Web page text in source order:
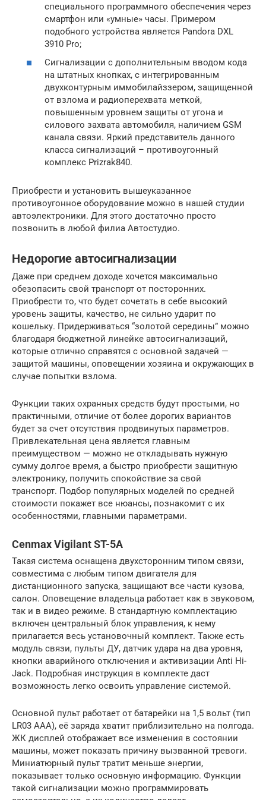
специального программного обеспечения через
смартфон или «умные» часы. Примером
подобного устройства является Pandora DXL
3910 Pro;
Сигнализации с дополнительным вводом кода
на штатных кнопках, с интегрированным
двухконтурным иммобилайззером, защищенной
от взлома и радиоперехвата меткой,
повышенным уровнем защиты от угона и
силового захвата автомобиля, наличием GSM
канала связи. Яркий представитель данного
класса сигнализаций – противоугонный
комплекс Prizrak840.
Приобрести и установить вышеуказанное
противоугонное оборудование можно в нашей студии
автоэлектроники. Для этого достаточно просто
позвонить в любой филиа Автостудио.
Недорогие автосигнализации
Даже при среднем доходе хочется максимально
обезопасить свой транспорт от посторонних.
Приобрести то, что будет сочетать в себе высокий
уровень защиты, качество, не сильно ударит по
кошельку. Придерживаться “золотой середины” можно
благодаря бюджетной линейке автосигнализаций,
которые отлично справятся с основной задачей —
защитой машины, оповещении хозяина и окружающих в
случае попытки взлома.
Функции таких охранных средств будут простыми, но
практичными, отличие от более дорогих вариантов
будет за счет отсутствия продвинутых параметров.
Привлекательная цена является главным
преимуществом — можно не откладывать нужную
сумму долгое время, а быстро приобрести защитную
электронику, получить спокойствие за свой
транспорт. Подбор популярных моделей по средней
стоимости покажет все нюансы, познакомит с их
особенностями, главными параметрами.
Cenmax Vigilant ST-5A
Такая система оснащена двухсторонним типом связи,
совместима с любым типом двигателя для
дистанционного запуска, защищают все части кузова,
салон. Оповещение владельца работает как в звуковом,
так и в видео режиме. В стандартную комплектацию
включен центральный блок управления, к нему
прилагается весь установочный комплект. Также есть
модуль связи, пульты ДУ, датчик удара на два уровня,
кнопки аварийного отключения и активизации Anti Hi-
Jack. Подробная инструкция в комплекте даст
возможность легко освоить управление системой.
Основной пульт работает от батарейки на 1,5 вольт (тип
LR03 AAA), её заряда хватит приблизительно на полгода.
ЖК дисплей отображает все изменения в состоянии
машины, может показать причину вызванной тревоги.
Миниатюрный пульт тратит меньше энергии,
показывает только основную информацию. Функции
такой сигнализации можно программировать